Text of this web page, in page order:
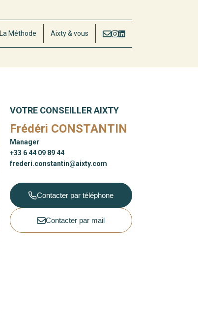
La Méthode Aixty & vous
VOTRE CONSEILLER AIXTY
Frédéri CONSTANTIN
Manager
+33 6 44 09 89 44
frederi.constantin@aixty.com
Contacter par téléphone
Contacter par mail